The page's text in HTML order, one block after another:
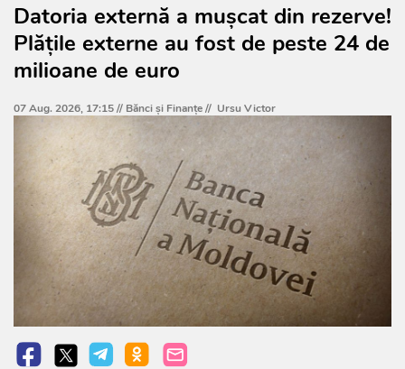
Datoria externă a mușcat din rezerve!
Plățile externe au fost de peste 24 de
milioane de euro
07 Aug. 2026, 17:15 // Bănci şi Finanţe// Ursu Victor